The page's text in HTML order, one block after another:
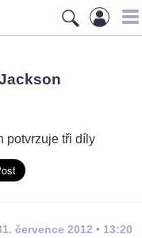
července 2012 • 13:20